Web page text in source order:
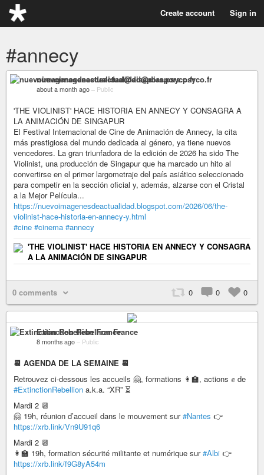
Create account Sign in
#annecy
nuevoimagenesdeactualidad@diaspora.psyco.fr
about a month ago – Public
'THE VIOLINIST' HACE HISTORIA EN ANNECY Y CONSAGRA A
LA ANIMACIÓN DE SINGAPUR
El Festival Internacional de Cine de Animación de Annecy, la cita
más prestigiosa del mundo dedicada al género, ya tiene nuevos
vencedores. La gran triunfadora de la edición de 2026 ha sido The
Violinist, una producción de Singapur que ha marcado un hito al
convertirse en el primer largometraje del país asiático seleccionado
para competir en la sección oficial y, además, alzarse con el Cristal
a la Mejor Película...
https://nuevoimagenesdeactualidad.blogspot.com/2026/06/the-
violinist-hace-historia-en-annecy-y.html
#cine #cinema #annecy
'THE VIOLINIST' HACE HISTORIA EN ANNECY Y CONSAGRA
A LA ANIMACIÓN DE SINGAPUR
0 comments 0 0 0
Extinction Rebellion France
8 months ago – Public
📆 AGENDA DE LA SEMAINE 📆
Retrouvez ci-dessous les accueils 🤗, formations 👩‍🏫, actions ✊ de
#ExtinctionRebellion a.k.a. “XR” ⏳
Mardi 2 📆
🤗 19h, réunion d’accueil dans le mouvement sur#Nantes 👉
https://xrb.link/Vn9U91q6
Mardi 2 📆
👩‍🏫 19h, formation sécurité militante et numérique sur#Albi 👉
https://xrb.link/f9G8yA54m